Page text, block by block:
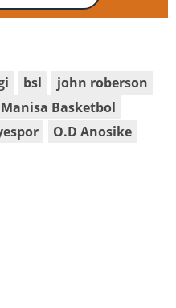
bsl
john roberson
Manisa Basketbol
O.D Anosike